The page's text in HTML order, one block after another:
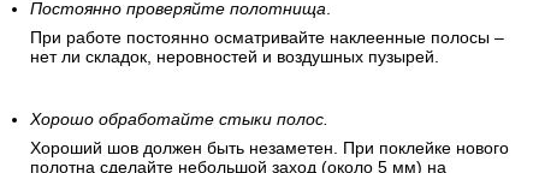
«перышко» или резиновый валик.
нет ли складок, неровностей и воздушных пузырей.